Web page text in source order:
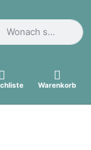
Sie einen
Warenkorb